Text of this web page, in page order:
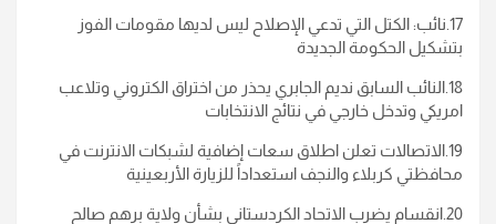
17.نائب: الكتل التي تدعي الإصلاح ليس لديها مقومات الفوز
بتشكيل الحكومة الجديدة
18.النائب السابق نديم الجابري يحذر من اختراق الكتروني وتلاعب
امريكي وتدخل خارجي في نتائج الانتخابات
19.الاتصالات تعلن اطلاق سعات إضافية لشبكات الانترنت في
محافظتي كربلاء والنجف استعداداً للزيارة الأربعينية
20.انقسام يضرب الاتحاد الكردستاني بشأن ولاية برهم صالح